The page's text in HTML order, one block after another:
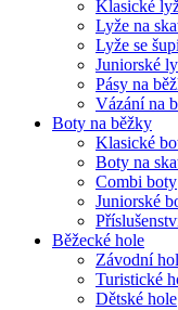
Klasické
Lyže na
Lyže se
Juniorské
Pásy na
Vázání na
Boty na běžky
Klasické
Boty na
Combi boty
Juniorské
Běžecké hole
Závodní
Turistické
Dětské hole